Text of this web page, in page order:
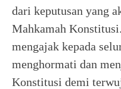
dari keputusan yang
Mahkamah
mengajak kepada
menghormati dan
Konstitusi demi